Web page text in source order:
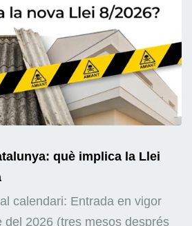
què implica la Llei
calendari: Entrada en vigor
del 2026 (tres mesos després